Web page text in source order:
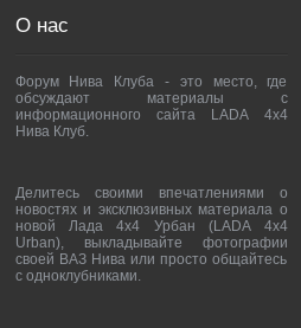
О нас
Форум Нива Клуба - это место, где
обсуждают материалы с
информационного сайта LADA 4x4
Нива Клуб.
Делитесь своими впечатлениями о
новостях и эксклюзивных материала о
новой Лада 4х4 Урбан (LADA 4x4
Urban), выкладывайте фотографии
своей ВАЗ Нива или просто общайтесь
с одноклубниками.